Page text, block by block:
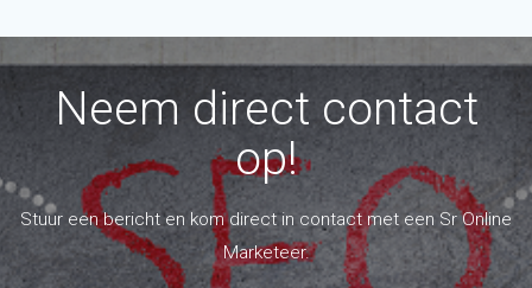
Neem direct contact
op!
Stuur een bericht en kom direct in contact met een Sr Online
Marketeer.